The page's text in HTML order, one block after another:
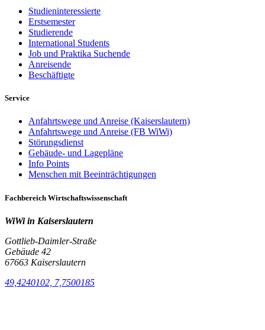
Studieninteressierte
Erstsemester
Studierende
International Students
Job und Praktika Suchende
Anreisende
Beschäftigte
Service
Anfahrtswege und Anreise (Kaiserslautern)
Anfahrtswege und Anreise (FB WiWi)
Störungsdienst
Gebäude- und Lagepläne
Info Points
Menschen mit Beeinträchtigungen
Fachbereich Wirtschaftswissenschaft
WiWi in Kaiserslautern
Gottlieb-Daimler-Straße
Gebäude 42
67663 Kaiserslautern
49,4240102, 7,7500185